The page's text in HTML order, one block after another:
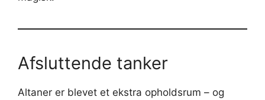
Afsluttende tanker
Altaner er blevet et ekstra opholdsrum – og